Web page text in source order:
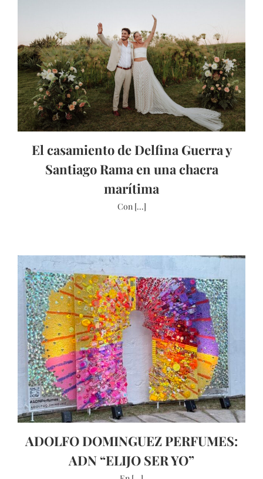
El casamiento de Delfina Guerra y
Santiago Rama en una chacra
marítima
Con [...]
ADOLFO DOMINGUEZ PERFUMES:
ADN “ELIJO SER YO”